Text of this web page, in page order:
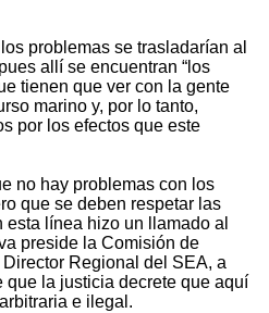
problemas se trasladarían al
allí se encuentran “los
tienen que ver con la gente
marino y, por lo tanto,
por los efectos que este
no hay problemas con los
que se deben respetar las
esta línea hizo un llamado al
preside la Comisión de
Regional del SEA, a
que la justicia decrete que aquí
e ilegal.